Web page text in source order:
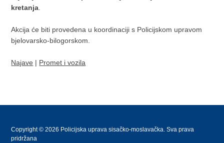
kretanja
Akcija će biti provedena u koordinaciji s Policijskom upravom
bjelovarsko-bilogorskom.
Najave | Promet i vozila
Copyright © 2026 Policijska uprava sisačko-moslavačka. Sva prava
pridržana